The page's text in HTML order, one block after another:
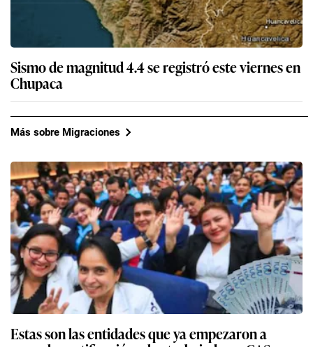
Sismo de magnitud 4.4 se registró este viernes en
Chupaca
Más sobre Migraciones
Estas son las entidades que ya empezaron a